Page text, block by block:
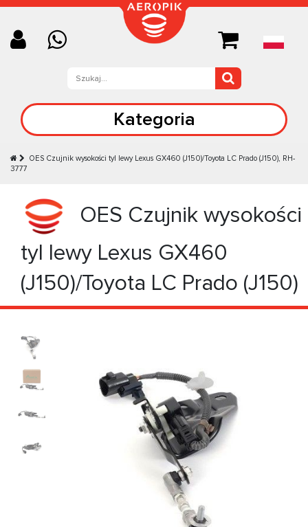
Kategoria
OES Czujnik wysokości tyl lewy Lexus GX460 (J150)/Toyota LC Prado (J150), RH-
3777
OES Czujnik wysokości
tyl lewy Lexus GX460
(J150)/Toyota LC Prado (J150)